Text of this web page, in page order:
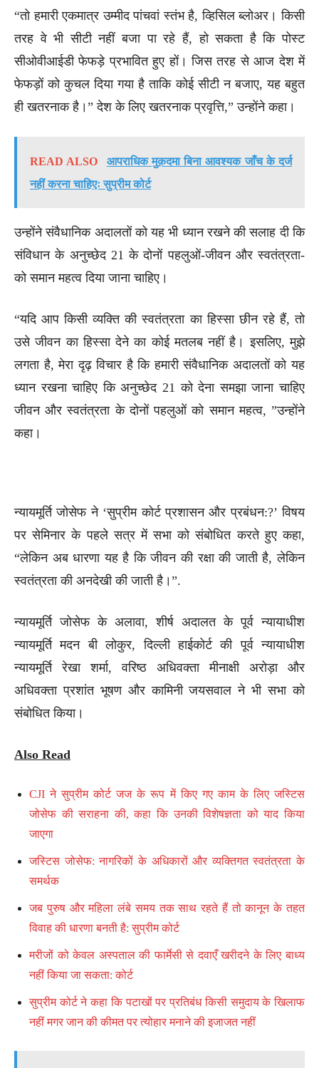
“तो हमारी एकमात्र उम्मीद पांचवां स्तंभ है, व्हिसिल ब्लोअर। किसी
तरह वे भी सीटी नहीं बजा पा रहे हैं, हो सकता है कि पोस्ट
सीओवीआईडी ​​फेफड़े प्रभावित हुए हों। जिस तरह से आज देश में
फेफड़ों को कुचल दिया गया है ताकि कोई सीटी न बजाए, यह बहुत
ही खतरनाक है।” देश के लिए खतरनाक प्रवृत्ति,” उन्होंने कहा।
READ ALSO
आपराधिक मुक़दमा बिना आवश्यक जाँच के दर्ज
नहीं करना चाहिएः सुप्रीम कोर्ट
उन्होंने संवैधानिक अदालतों को यह भी ध्यान रखने की सलाह दी कि
संविधान के अनुच्छेद 21 के दोनों पहलुओं-जीवन और स्वतंत्रता-
को समान महत्व दिया जाना चाहिए।
“यदि आप किसी व्यक्ति की स्वतंत्रता का हिस्सा छीन रहे हैं, तो
उसे जीवन का हिस्सा देने का कोई मतलब नहीं है। इसलिए, मुझे
लगता है, मेरा दृढ़ विचार है कि हमारी संवैधानिक अदालतों को यह
ध्यान रखना चाहिए कि अनुच्छेद 21 को देना समझा जाना चाहिए
जीवन और स्वतंत्रता के दोनों पहलुओं को समान महत्व, ”उन्होंने
कहा।
न्यायमूर्ति जोसेफ ने ‘सुप्रीम कोर्ट प्रशासन और प्रबंधन:?’ विषय
पर सेमिनार के पहले सत्र में सभा को संबोधित करते हुए कहा,
“लेकिन अब धारणा यह है कि जीवन की रक्षा की जाती है, लेकिन
स्वतंत्रता की अनदेखी की जाती है।”.
न्यायमूर्ति जोसेफ के अलावा, शीर्ष अदालत के पूर्व न्यायाधीश
न्यायमूर्ति मदन बी लोकुर, दिल्ली हाईकोर्ट की पूर्व न्यायाधीश
न्यायमूर्ति रेखा शर्मा, वरिष्ठ अधिवक्ता मीनाक्षी अरोड़ा और
अधिवक्ता प्रशांत भूषण और कामिनी जयसवाल ने भी सभा को
संबोधित किया।
Also Read
CJI ने सुप्रीम कोर्ट जज के रूप में किए गए काम के लिए जस्टिस
जोसेफ की सराहना की, कहा कि उनकी विशेषज्ञता को याद किया
जाएगा
जस्टिस जोसेफ: नागरिकों के अधिकारों और व्यक्तिगत स्वतंत्रता के
समर्थक
जब पुरुष और महिला लंबे समय तक साथ रहते हैं तो कानून के तहत
विवाह की धारणा बनती है: सुप्रीम कोर्ट
मरीजों को केवल अस्पताल की फार्मेसी से दवाएँ खरीदने के लिए बाध्य
नहीं किया जा सकता: कोर्ट
सुप्रीम कोर्ट ने कहा कि पटाखों पर प्रतिबंध किसी समुदाय के खिलाफ
नहीं मगर जान की कीमत पर त्योहार मनाने की इजाजत नहीं